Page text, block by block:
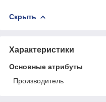
Скрыть
Характеристики
Основные атрибуты
Производитель